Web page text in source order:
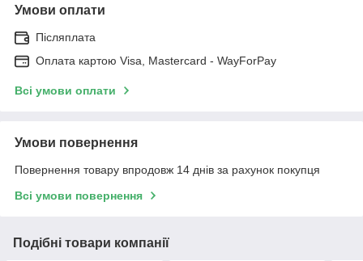
Умови оплати
Післяплата
Оплата картою Visa, Mastercard - WayForPay
Всі умови оплати
Умови повернення
Повернення товару впродовж 14 днів за рахунок покупця
Всі умови повернення
Подібні товари компанії